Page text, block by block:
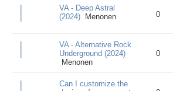
VA - Deep Astral
(2024)
Menonen 0
VA - Alternative Rock
Underground (2024)
Menonen
0
Can I customize the